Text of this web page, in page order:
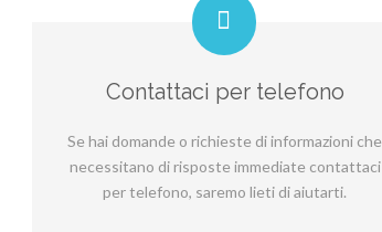
Contattaci per telefono
Se hai domande o richieste di informazioni che
necessitano di risposte immediate contattaci
per telefono, saremo lieti di aiutarti.